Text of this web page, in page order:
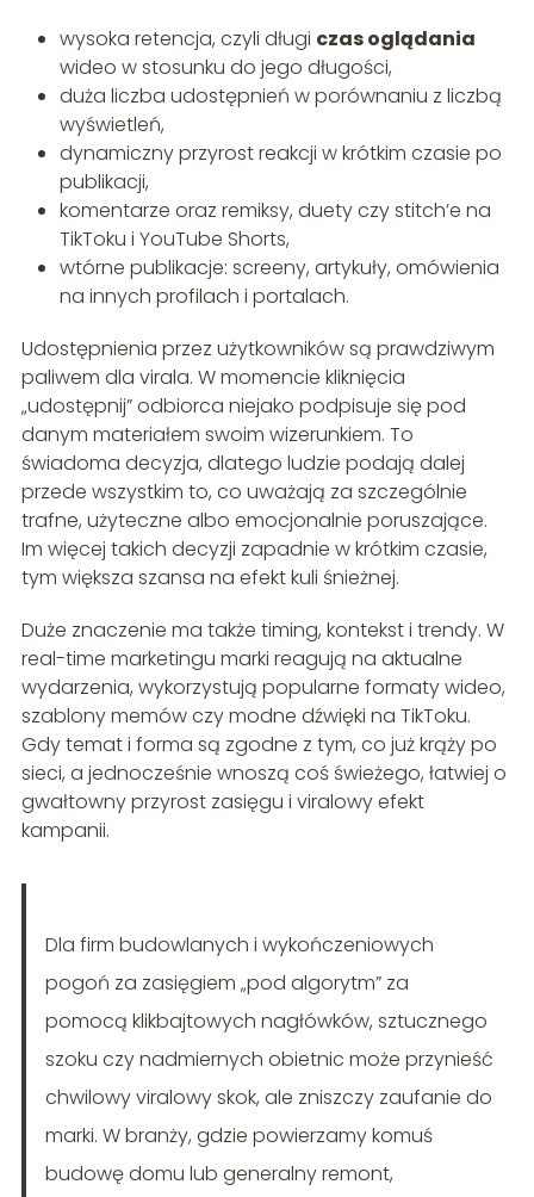
wysoka retencja, czyli długi czas oglądania
wideo w stosunku do jego długości,
duża liczba udostępnień w porównaniu z liczbą
wyświetleń,
dynamiczny przyrost reakcji w krótkim czasie po
publikacji,
komentarze oraz remiksy, duety czy stitch’e na
TikToku i YouTube Shorts,
wtórne publikacje: screeny, artykuły, omówienia
na innych profilach i portalach.
Udostępnienia przez użytkowników są prawdziwym
paliwem dla virala. W momencie kliknięcia
„udostępnij” odbiorca niejako podpisuje się pod
danym materiałem swoim wizerunkiem. To
świadoma decyzja, dlatego ludzie podają dalej
przede wszystkim to, co uważają za szczególnie
trafne, użyteczne albo emocjonalnie poruszające.
Im więcej takich decyzji zapadnie w krótkim czasie,
tym większa szansa na efekt kuli śnieżnej.
Duże znaczenie ma także timing, kontekst i trendy. W
real-time marketingu marki reagują na aktualne
wydarzenia, wykorzystują popularne formaty wideo,
szablony memów czy modne dźwięki na TikToku.
Gdy temat i forma są zgodne z tym, co już krąży po
sieci, a jednocześnie wnoszą coś świeżego, łatwiej o
gwałtowny przyrost zasięgu i viralowy efekt
kampanii.
Dla firm budowlanych i wykończeniowych
pogoń za zasięgiem „pod algorytm” za
pomocą klikbajtowych nagłówków, sztucznego
szoku czy nadmiernych obietnic może przynieść
chwilowy viralowy skok, ale zniszczy zaufanie do
marki. W branży, gdzie powierzamy komuś
budowę domu lub generalny remont,